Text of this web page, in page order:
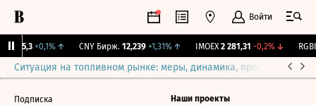
Войти
115,3 +0,1%↑ CNY Бирж. 12,239 +1,31%↑ IMOEX 2 281,31 -0,2%↓
Ситуация на топливном рынке: меры, динамика, прогнозы
Подписка Наши проекты